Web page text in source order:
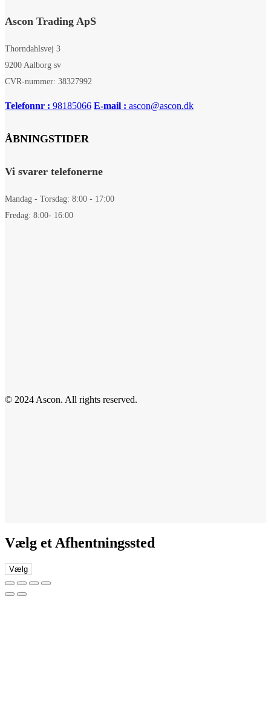
Ascon Trading ApS
Thorndahlsvej 3
9200 Aalborg sv
CVR-nummer: 38327992
Telefonnr : 98185066 E-mail : ascon@ascon.dk
ÅBNINGSTIDER
Vi svarer telefonerne
Mandag - Torsdag: 8:00 - 17:00
Fredag: 8:00- 16:00
© 2024 Ascon. All rights reserved.
Vælg et Afhentningssted
Vælg